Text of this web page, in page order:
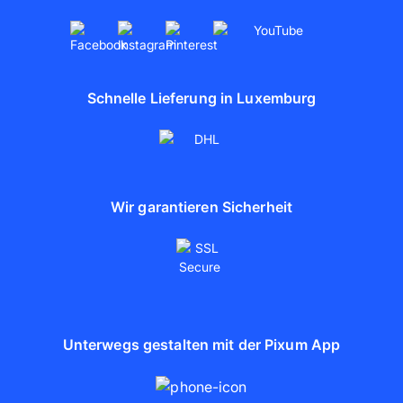
Schnelle Lieferung in Luxemburg
Wir garantieren Sicherheit
Unterwegs gestalten mit der Pixum App